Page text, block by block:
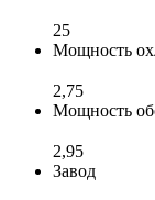
25
Мощность
2,75
Мощность
2,95
Завод